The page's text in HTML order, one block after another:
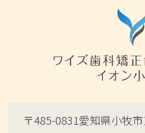
〒485-0831愛知県小牧